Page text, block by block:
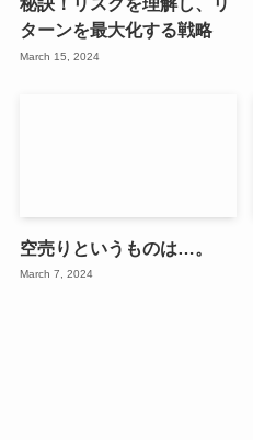
ターンを最大化する戦略
March 15, 2024
空売りというものは…。
March 7, 2024